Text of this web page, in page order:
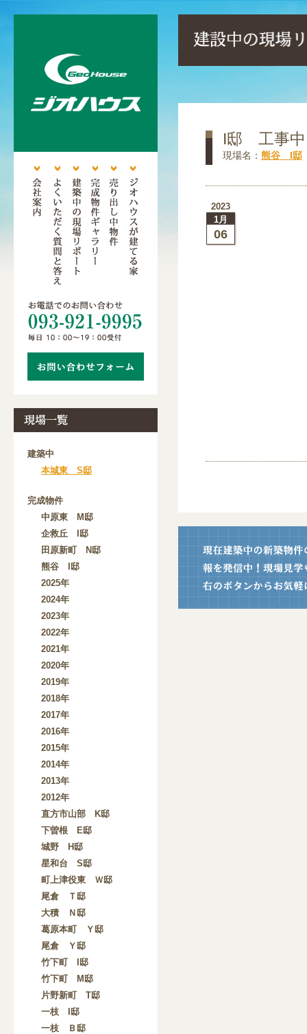
建築中
本城東 S邸
完成物件
中原東 M邸
企救丘 I邸
田原新町 N邸
熊谷 I邸
2025年
2024年
2023年
2022年
2021年
2020年
2019年
2018年
2017年
2016年
2015年
2014年
2013年
2012年
直方市山部 K邸
下曽根 E邸
城野 H邸
星和台 S邸
町上津役東 Ｗ邸
尾倉 Ｔ邸
大積 Ｎ邸
葛原本町 Ｙ邸
尾倉 Ｙ邸
竹下町 I邸
竹下町 M邸
片野新町 T邸
一枝 I邸
一枝 Ｂ邸
I邸 工事中
現場名： 熊谷 I邸
2023
1月
06